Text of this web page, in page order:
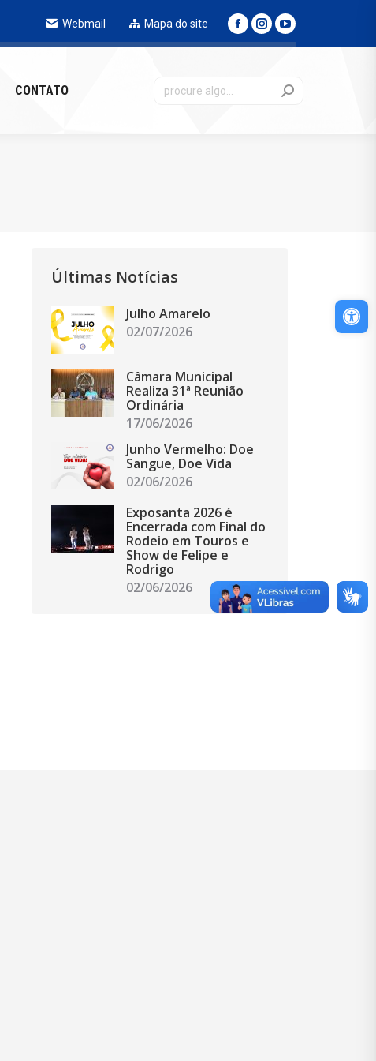
Webmail Mapa do site
CONTATO
Últimas Notícias
Julho Amarelo
02/07/2026
Câmara Municipal
Realiza 31ª Reunião
Ordinária
17/06/2026
Junho Vermelho: Doe
Sangue, Doe Vida
02/06/2026
Exposanta 2026 é
Encerrada com Final do
Rodeio em Touros e
Show de Felipe e
Rodrigo
02/06/2026
CONTATO